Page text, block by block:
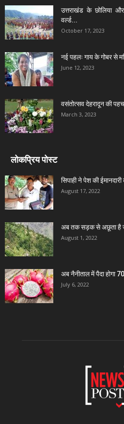
उत्तराखंड के छोलिया
वर्ल्ड...
October 17, 2023
नई पहलः गाय के गोबर से
June 12, 2023
वसंतोत्सव देहरादून की
March 3, 2023
लोकप्रिय पोस्ट
सिपाही ने पेश की
August 17, 2022
अब तक सड़क से अछूता है
August 1, 2022
अब नैनीताल में पैदा होगा
July 6, 2022